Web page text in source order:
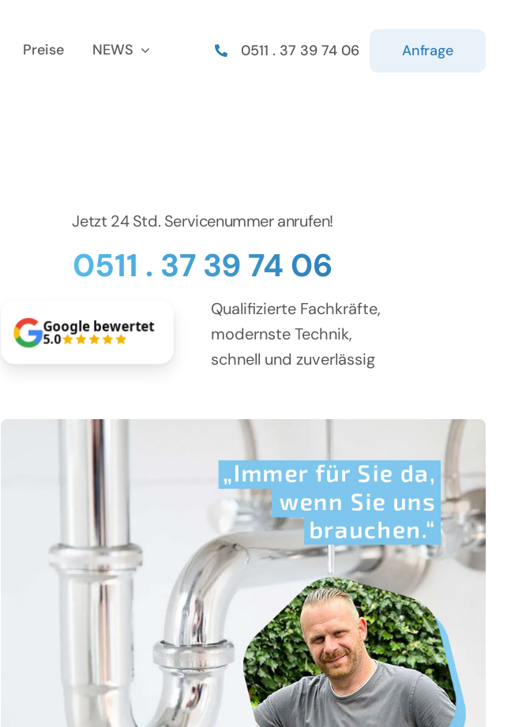
Preise NEWS 0511 . 37 39 74 06 Anfrage
Jetzt 24 Std. Servicenummer anrufen!
0511 . 37 39 74 06
Google bewertet
5.0
Qualifizierte Fachkräfte,
modernste Technik,
schnell und zuverlässig